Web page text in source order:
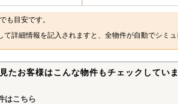
も目安です。
て詳細情報を記入されますと、全物件が自動でシミ
たお客様はこんな物件もチェックしていま
はこちら